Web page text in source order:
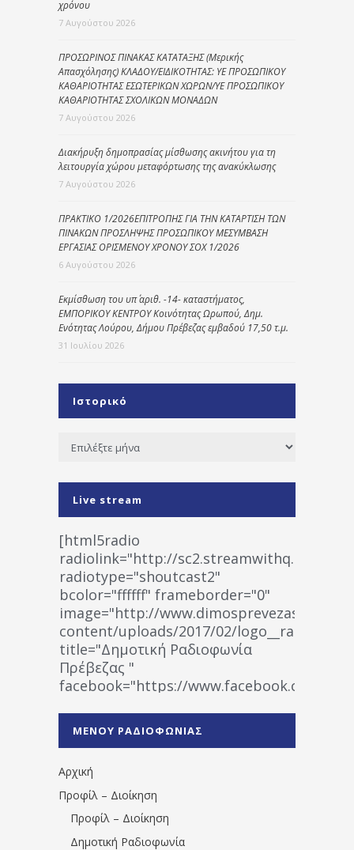
χρόνου
7 Αυγούστου 2026
ΠΡΟΣΩΡΙΝΟΣ ΠΙΝΑΚΑΣ ΚΑΤΑΤΑΞΗΣ (Μερικής
Απασχόλησης) ΚΛΑΔΟΥ/ΕΙΔΙΚΟΤΗΤΑΣ: ΥΕ ΠΡΟΣΩΠΙΚΟΥ
ΚΑΘΑΡΙΟΤΗΤΑΣ ΕΣΩΤΕΡΙΚΩΝ ΧΩΡΩΝ/ΥΕ ΠΡΟΣΩΠΙΚΟΥ
ΚΑΘΑΡΙΟΤΗΤΑΣ ΣΧΟΛΙΚΩΝ ΜΟΝΑΔΩΝ
7 Αυγούστου 2026
Διακήρυξη δημοπρασίας μίσθωσης ακινήτου για τη
λειτουργία χώρου μεταφόρτωσης της ανακύκλωσης
7 Αυγούστου 2026
ΠΡΑΚΤΙΚΟ 1/2026ΕΠΙΤΡΟΠΗΣ ΓΙΑ ΤΗΝ ΚΑΤΑΡΤΙΣΗ ΤΩΝ
ΠΙΝΑΚΩΝ ΠΡΟΣΛΗΨΗΣ ΠΡΟΣΩΠΙΚΟΥ ΜΕΣΥΜΒΑΣΗ
ΕΡΓΑΣΙΑΣ ΟΡΙΣΜΕΝΟΥ ΧΡΟΝΟΥ ΣΟΧ 1/2026
6 Αυγούστου 2026
Εκμίσθωση του υπ΄ αριθ. -14- καταστήματος,
ΕΜΠΟΡΙΚΟΥ ΚΕΝΤΡΟΥ Κοινότητας Ωρωπού, Δημ.
Ενότητας Λούρου, Δήμου Πρέβεζας εμβαδού 17,50 τ.μ.
31 Ιουλίου 2026
Ιστορικό
Ιστορικό
Live stream
[html5radio
radiolink="http://
radiotype="shoutcast2"
bcolor="ffffff" frameborder="0"
image="http://www.dimosprevezas.gr/wp-
content/uploads/2017/02/
title="Δημοτική Ραδιοφωνία
Πρέβεζας "
facebook="https://www.facebook.com/
1531194763766854/" artist="" ]
ΜΕΝΟΥ ΡΑΔΙΟΦΩΝΙΑΣ
Αρχική
Προφίλ – Διοίκηση
Προφίλ – Διοίκηση
Δημοτική Ραδιοφωνία